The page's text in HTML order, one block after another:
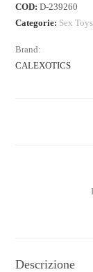
COD:D-239260
Categorie: Sex Toys
Brand:
CALEXOTICS
Descrizione